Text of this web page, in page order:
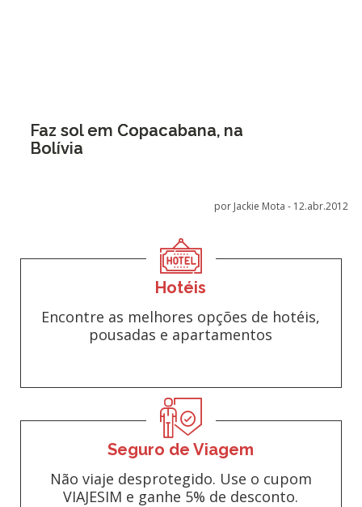
Faz sol em Copacabana, na
Bolívia
por Jackie Mota - 12.abr.2012
Hotéis
Encontre as melhores opções de hotéis,
pousadas e apartamentos
Seguro de Viagem
Não viaje desprotegido. Use o cupom
VIAJESIM e ganhe 5% de desconto.